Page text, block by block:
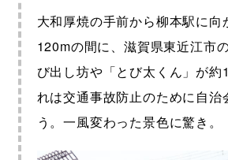
大和厚焼の手前から柳本駅に向
120mの間に、滋賀県東近江市
び出し坊や「とび太くん」が約
れは交通事故防止のために自治
う。一風変わった景色に驚き。